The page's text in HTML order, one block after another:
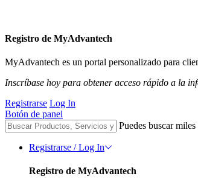
Registro de MyAdvantech
MyAdvantech es un portal personalizado para
Inscríbase hoy para obtener acceso rápido a la
Registrarse Log In
Botón de panel
Puedes buscar
Registrarse / Log In
Registro de MyAdvantech